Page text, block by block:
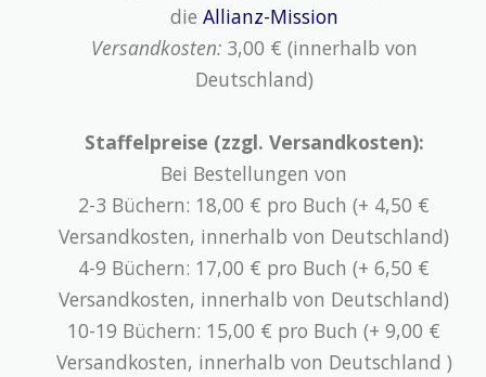
die Allianz-Mission
Versandkosten:3,00 € (innerhalb von
Deutschland)
Staffelpreise (zzgl. Versandkosten):
Bei Bestellungen von
2-3 Büchern: 18,00 € pro Buch (+ 4,50 €
Versandkosten, innerhalb von Deutschland)
4-9 Büchern: 17,00 € pro Buch (+ 6,50 €
Versandkosten, innerhalb von Deutschland)
10-19 Büchern: 15,00 € pro Buch (+ 9,00 €
Versandkosten, innerhalb von Deutschland )